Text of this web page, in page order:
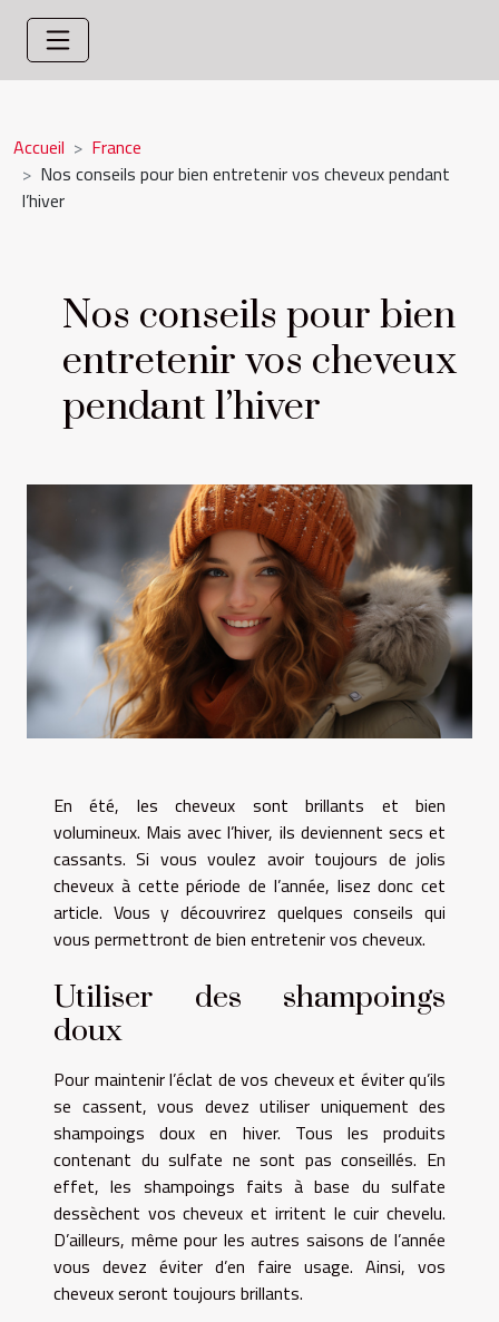
Accueil
France
Nos conseils pour bien entretenir vos cheveux pendant
l’hiver
Nos conseils pour bien
entretenir vos cheveux
pendant l’hiver
En été, les cheveux sont brillants et bien
volumineux. Mais avec l’hiver, ils deviennent secs et
cassants. Si vous voulez avoir toujours de jolis
cheveux à cette période de l’année, lisez donc cet
article. Vous y découvrirez quelques conseils qui
vous permettront de bien entretenir vos cheveux.
Utiliser des shampoings
doux
Pour maintenir l’éclat de vos cheveux et éviter qu’ils
se cassent, vous devez utiliser uniquement des
shampoings doux en hiver. Tous les produits
contenant du sulfate ne sont pas conseillés. En
effet, les shampoings faits à base du sulfate
dessèchent vos cheveux et irritent le cuir chevelu.
D’ailleurs, même pour les autres saisons de l’année
vous devez éviter d’en faire usage. Ainsi, vos
cheveux seront toujours brillants.